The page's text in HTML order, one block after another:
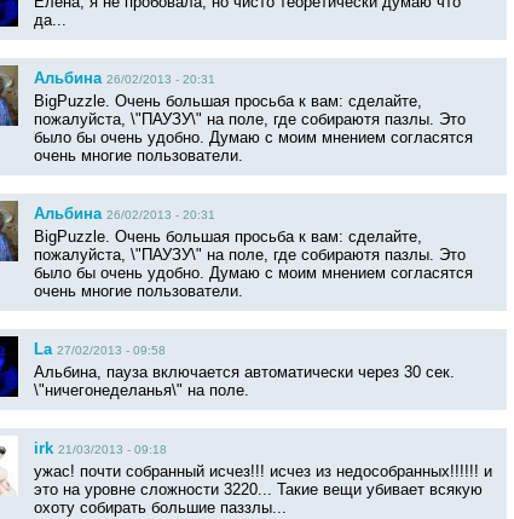
да...
Альбина 26/02/2013 - 20:31
BigPuzzle. Очень большая просьба к вам: сделайте,
пожалуйста, \"ПАУЗУ\" на поле, где собираютя пазлы. Это
было бы очень удобно. Думаю с моим мнением согласятся
очень многие пользователи.
Альбина 26/02/2013 - 20:31
BigPuzzle. Очень большая просьба к вам: сделайте,
пожалуйста, \"ПАУЗУ\" на поле, где собираютя пазлы. Это
было бы очень удобно. Думаю с моим мнением согласятся
очень многие пользователи.
La 27/02/2013 - 09:58
Альбина, пауза включается автоматически через 30 сек.
\"ничегонеделанья\" на поле.
irk 21/03/2013 - 09:18
ужас! почти собранный исчез!!! исчез из недособранных!!!!!! и
это на уровне сложности 3220... Такие вещи убивает всякую
охоту собирать большие паззлы...